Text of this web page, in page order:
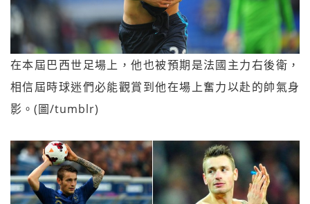
在本屆巴西世足場上，他也被預期是法國主力右後衛，
相信屆時球迷們必能觀賞到他在場上奮力以赴的帥氣身
影。(圖/tumblr)